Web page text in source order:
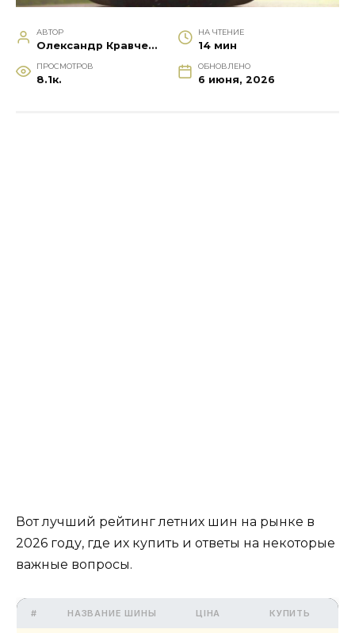
АВТОР
Олександр Кравченко
НА ЧТЕНИЕ
14 мин
ПРОСМОТРОВ
8.1к.
ОБНОВЛЕНО
6 июня, 2026
Вот лучший рейтинг летних шин на рынке в
2026 году, где их купить и ответы на некоторые
важные вопросы.
# НАЗВАНИЕ ШИНЫ ЦІНА КУПИТЬ